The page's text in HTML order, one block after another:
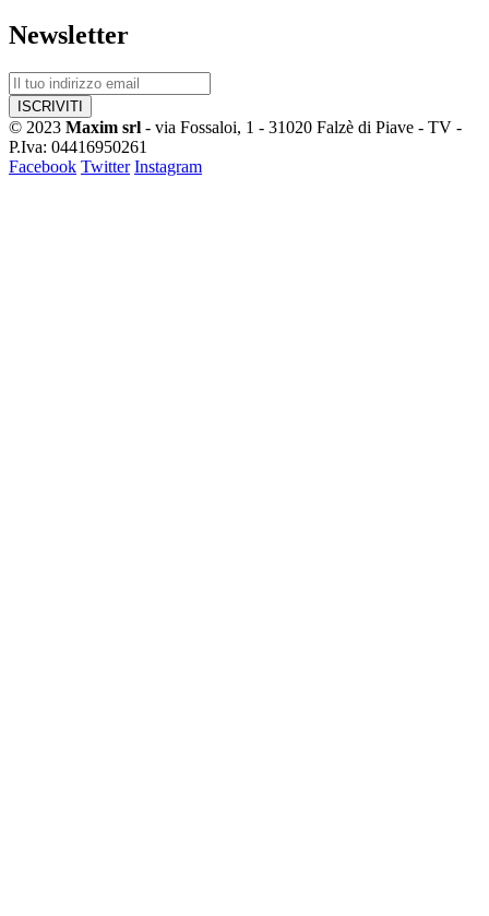
Newsletter
© 2023 Maxim srl - via Fossaloi, 1 - 31020 Falzè di Piave - TV -
P.Iva: 04416950261
Facebook Twitter Instagram